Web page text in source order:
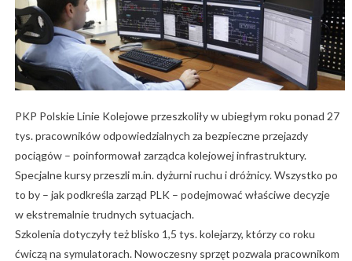
PKP Polskie Linie Kolejowe przeszkoliły w ubiegłym roku ponad 27
tys. pracowników odpowiedzialnych za bezpieczne przejazdy
pociągów – poinformował zarządca kolejowej infrastruktury.
Specjalne kursy przeszli m.in. dyżurni ruchu i dróżnicy. Wszystko po
to by – jak podkreśla zarząd PLK – podejmować właściwe decyzje
w ekstremalnie trudnych sytuacjach.
Szkolenia dotyczyły też blisko 1,5 tys. kolejarzy, którzy co roku
ćwiczą na symulatorach. Nowoczesny sprzęt pozwala pracownikom